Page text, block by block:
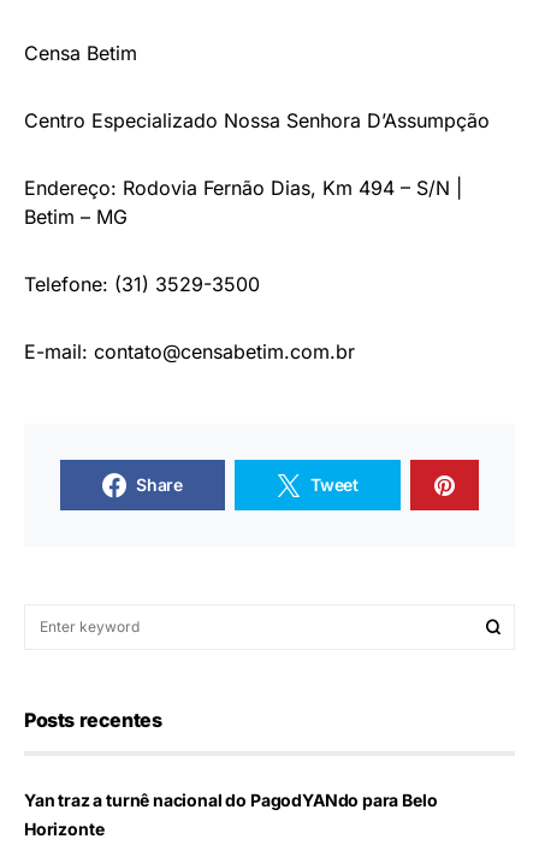
Censa Betim
Centro Especializado Nossa Senhora D’Assumpção
Endereço: Rodovia Fernão Dias, Km 494 – S/N |
Betim – MG
Telefone: (31) 3529-3500
E-mail: contato@censabetim.com.br
Share Tweet
Posts recentes
Yan traz a turnê nacional do PagodYANdo para Belo
Horizonte